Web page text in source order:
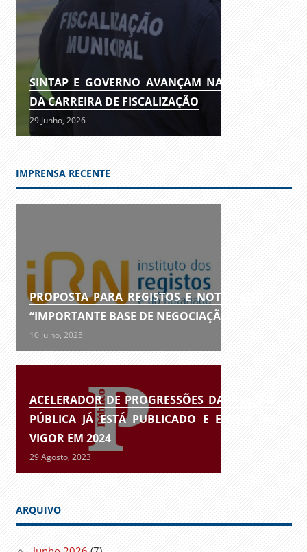
SINTAP E GOVERNO AVANÇAM NA REVISÃO
DA CARREIRA DE FISCALIZAÇÃO
29 Junho, 2026
IMPRENSA RECENTE
PROPOSTA PARA REGISTOS E NOTARIADO É
“IMPORTANTE BASE DE NEGOCIAÇÃO”
10 Julho, 2025
ACELERADOR DE PROGRESSÕES DA FUNÇÃO
PÚBLICA JÁ ESTÁ PUBLICADO E ENTRA EM
VIGOR EM 2024
29 Agosto, 2023
ARQUIVO